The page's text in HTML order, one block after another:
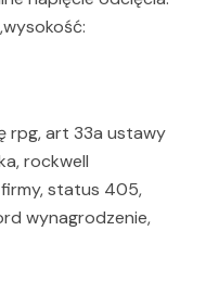
rpg, art 33a ustawy
rockwell
status 405,
wynagrodzenie,